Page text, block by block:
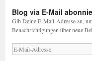
Blog via E-Mail
Gib Deine E-Mail-Adresse an,
Benachrichtigungen über neue
E-
Mail-